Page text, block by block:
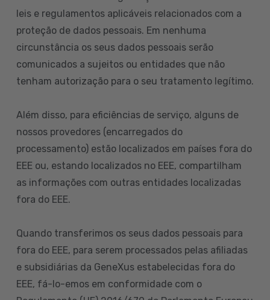
leis e regulamentos aplicáveis relacionados com a
proteção de dados pessoais. Em nenhuma
circunstância os seus dados pessoais serão
comunicados a sujeitos ou entidades que não
tenham autorização para o seu tratamento legítimo.
Além disso, para eficiências de serviço, alguns de
nossos provedores (encarregados do
processamento) estão localizados em países fora do
EEE ou, estando localizados no EEE, compartilham
as informações com outras entidades localizadas
fora do EEE.
Quando transferimos os seus dados pessoais para
fora do EEE, para serem processados pelas afiliadas
e subsidiárias da GeneXus estabelecidas fora do
EEE, fá-lo-emos em conformidade com o